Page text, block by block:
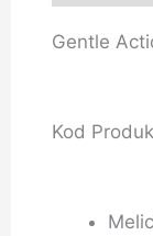
Gentle
Kod